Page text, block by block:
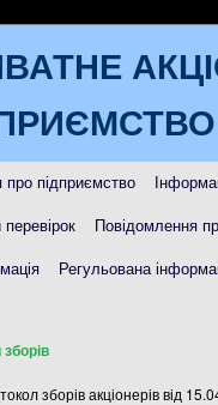
про підприємство
перевірок Повідомлення
Регульована
зборів акціонерів від